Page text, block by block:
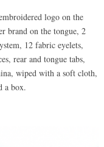
logo on the
brand on the tongue, 2
12 fabric eyelets,
rear and tongue tabs,
wiped with a soft cloth,
a box.